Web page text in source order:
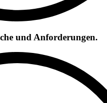
und Anforderungen.